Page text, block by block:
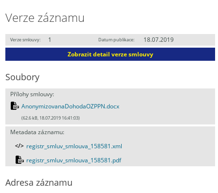
Verze záznamu
Verze smlouvy: 1 Datum publikace:
18.07.2019
Zobrazit detail verze smlouvy
Soubory
Přílohy smlouvy:
AnonymizovanaDohodaOZPPN.docx
(62.6 kB, 18.07.2019 16:41:03)
Metadata záznamu:
registr_smluv_smlouva_158581.xml
registr_smluv_smlouva_158581.pdf
Adresa záznamu